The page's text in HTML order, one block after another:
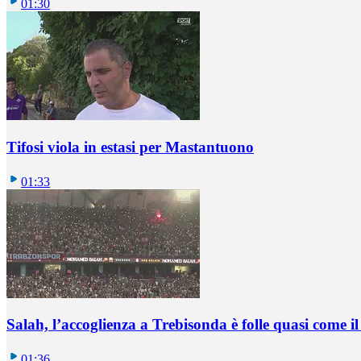
01:30
Tifosi viola in estasi per Mastantuono
01:33
Salah, l’accoglienza a Trebisonda è folle quasi come